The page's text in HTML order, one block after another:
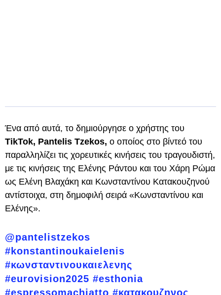
Ένα από αυτά, το δημιούργησε ο χρήστης του
TikTok, Pantelis Tzekos, ο οποίος στο βίντεό του
παραλληλίζει τις χορευτικές κινήσεις του τραγουδιστή,
με τις κινήσεις της Ελένης Ράντου και του Χάρη Ρώμα
ως Ελένη Βλαχάκη και Κωνσταντίνου Κατακουζηνού
αντίστοιχα, στη δημοφιλή σειρά «Κωνσταντίνου και
Ελένης».
@pantelistzekos
#konstantinoukaielenis
#κωνσταντινουκαιελενης
#eurovision2025 #esthonia
#espressomachiatto #κατακουζηνος